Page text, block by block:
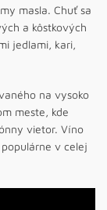
masla. Chuť sa
a kôstkových
jedlami, kari,
na vysoko
meste, kde
vietor. Víno
v celej